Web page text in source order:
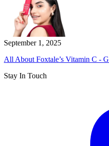
September 1, 2025
All About Foxtale’s Vitamin C -
Stay In Touch